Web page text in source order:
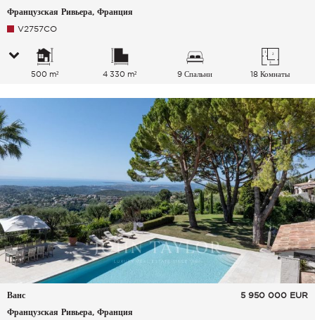
Французская Ривьера, Франция
V2757CO
500 m² 4 330 m² 9 Спальни 18 Комнаты
Ванс
Французская Ривьера, Франция
5 950 000 EUR